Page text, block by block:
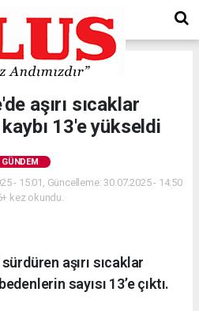
aşırı sıcaklar
13'e yükseldi
GÜNDEM
- 15:01, Güncelleme: 30.07.2025 - 14:50
kez okundu.
aşırı sıcaklar
sayısı 13’e çıktı.